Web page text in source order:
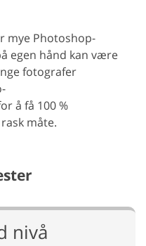
mye Photoshop-
egen hånd kan være
fotografer
å få 100 %
måte.
nivå